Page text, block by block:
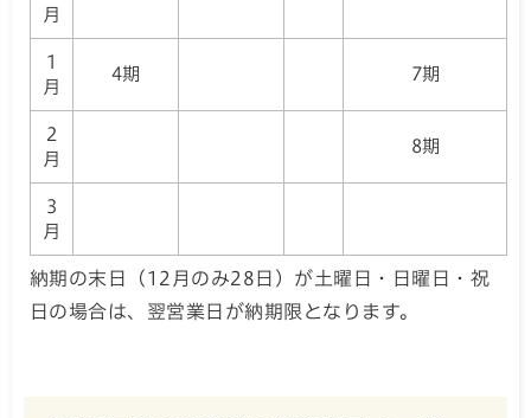
月
1
月
4期 7期
2
月
8期
3
月
納期の末日（12月のみ28日）が土曜日・日曜日・祝
日の場合は、翌営業日が納期限となります。